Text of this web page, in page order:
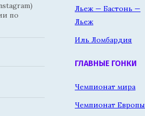
по
Льеж — Бастонь —
Льеж
Иль Ломбардия
ГЛАВНЫЕ ГОНКИ
Чемпионат мира
Чемпионат Европы